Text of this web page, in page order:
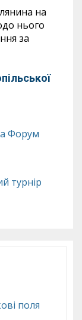
на
нього
за
Форум
турнір
поля